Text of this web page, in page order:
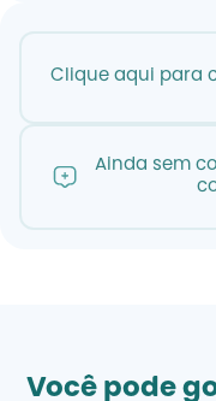
Clique aqui para
Ainda sem
Você pode